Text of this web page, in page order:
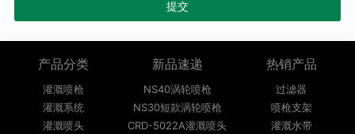
产品分类
灌溉喷枪
灌溉系统
灌溉喷头
新品速递
NS40涡轮喷枪
NS30短款涡轮喷枪
CRD-5022A灌溉喷头
热销产品
过滤器
喷枪支架
灌溉水带